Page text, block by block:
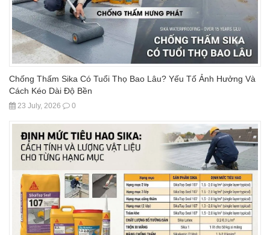
Chống Thấm Sika Có Tuổi Thọ Bao Lâu? Yếu Tố Ảnh Hưởng Và
Cách Kéo Dài Độ Bền
23 July, 2026 0